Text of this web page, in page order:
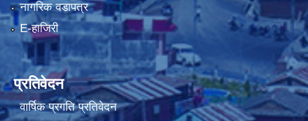
नागरिक वडापत्र
E-हाजिरी
प्रतिवेदन
वार्षिक प्रगति प्रतिवेदन